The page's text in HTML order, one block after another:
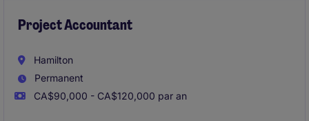
Project Accountant
Hamilton
Permanent
CA$90,000 - CA$120,000 par an